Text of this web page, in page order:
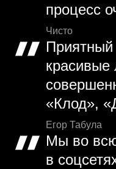
процесс
Чисто
красивые
«Клод»,
Егор Табула
Мы во
в